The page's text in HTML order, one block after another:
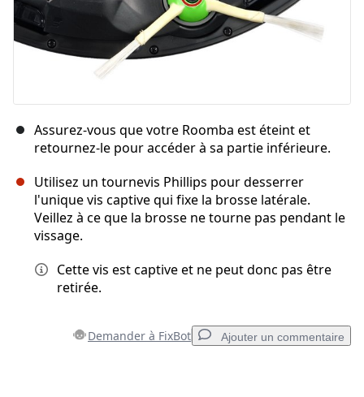
Assurez-vous que votre Roomba est éteint et
retournez-le pour accéder à sa partie inférieure.
Utilisez un tournevis Phillips pour desserrer
l'unique vis captive qui fixe la brosse latérale.
Veillez à ce que la brosse ne tourne pas pendant le
vissage.
Cette vis est captive et ne peut donc pas être
retirée.
Demander à FixBot Ajouter un commentaire